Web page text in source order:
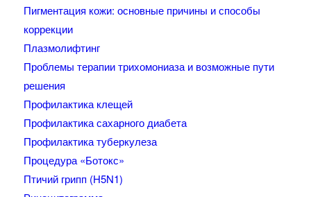
Пигментация кожи: основные причины и способы
коррекции
Плазмолифтинг
Проблемы терапии трихомониаза и возможные пути
решения
Профилактика клещей
Профилактика сахарного диабета
Профилактика туберкулеза
Процедура «Ботокс»
Птичий грипп (H5N1)